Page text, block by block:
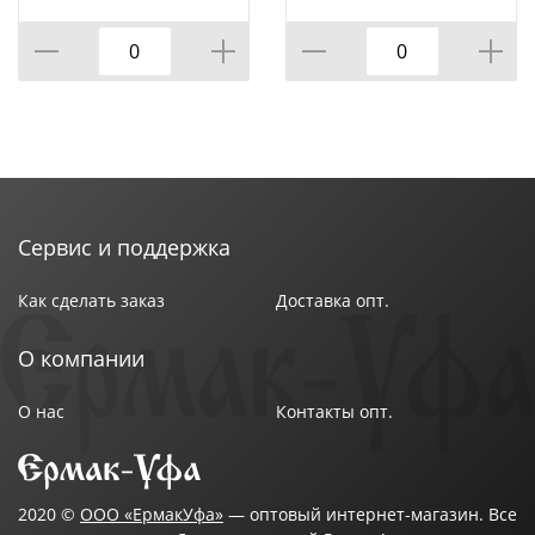
Сервис и поддержка
Как сделать заказ Доставка опт.
О компании
О нас Контакты опт.
2020 © ООО «ЕрмакУфа» — оптовый интернет-магазин. Все